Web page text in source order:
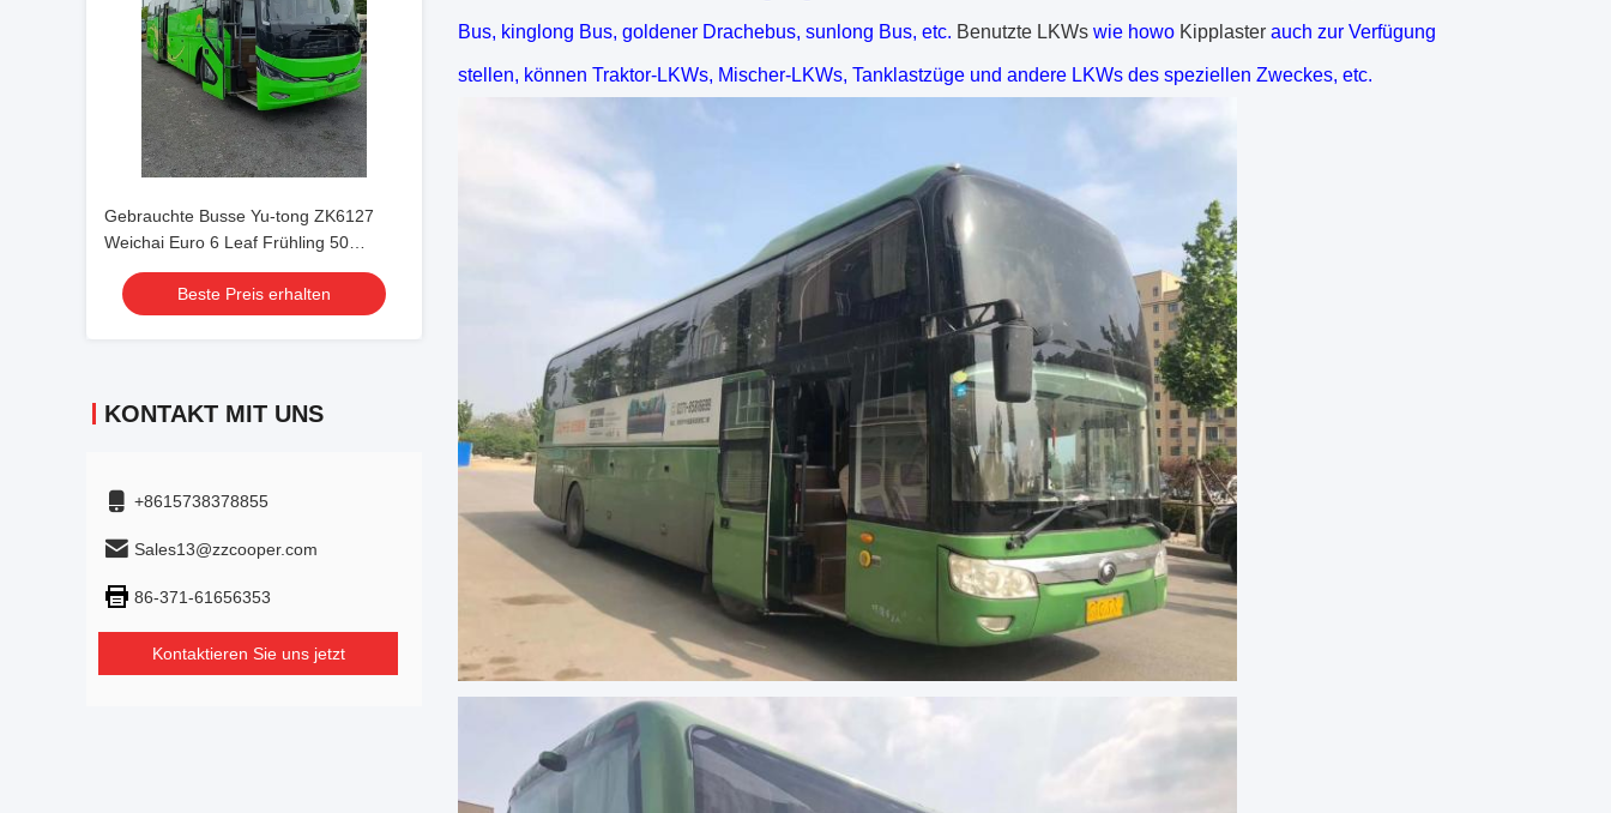
Gebrauchte Busse Yu-tong ZK6127
Weichai Euro 6 Leaf Frühling 50
Sitzplätze 2023 Jahr Luxus Transport
mit Klimaanlage Für Shuttle oder
Fernfahrt
Beste Preis erhalten
KONTAKT MIT UNS
+8615738378855
Sales13@zzcooper.com
86-371-61656353
Kontaktieren Sie uns jetzt
Bus, kinglong Bus, goldener Drachebus, sunlong Bus, etc. Benutzte LKWs wie howo Kipplaster auch zur Verfügung
stellen, können Traktor-LKWs, Mischer-LKWs, Tanklastzüge und andere LKWs des speziellen Zweckes, etc.